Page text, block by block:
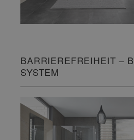
BARRIEREFREIHEIT –
SYSTEM